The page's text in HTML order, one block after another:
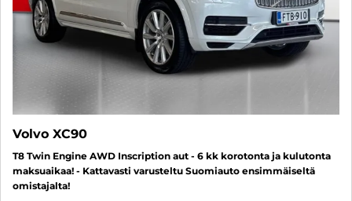
Volvo XC90
T8 Twin Engine AWD Inscription aut - 6 kk korotonta ja kulutonta
maksuaikaa! - Kattavasti varusteltu Suomiauto ensimmäiseltä
omistajalta!